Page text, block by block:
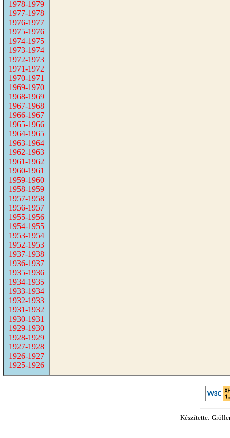
1978-1979
1977-1978
1976-1977
1975-1976
1974-1975
1973-1974
1972-1973
1971-1972
1970-1971
1969-1970
1968-1969
1967-1968
1966-1967
1965-1966
1964-1965
1963-1964
1962-1963
1961-1962
1960-1961
1959-1960
1958-1959
1957-1958
1956-1957
1955-1956
1954-1955
1953-1954
1952-1953
1937-1938
1936-1937
1935-1936
1934-1935
1933-1934
1932-1933
1931-1932
1930-1931
1929-1930
1928-1929
1927-1928
1926-1927
1925-1926
Készítette: